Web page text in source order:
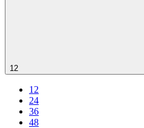
12
12
24
36
48